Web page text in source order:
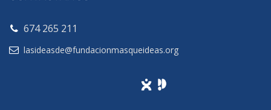
674 265 211
lasideasde@fundacionmasqueideas.org